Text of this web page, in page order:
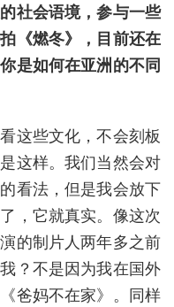
社会语境，参与一些
《燃冬》，目前还在
是如何在亚洲的不同
这些文化，不会刻板
这样。我们当然会对
看法，但是我会放下
，它就真实。像这次
的制片人两年多之前
？不是因为我在国外
爸妈不在家》。同样